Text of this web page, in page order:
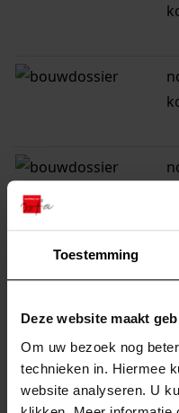
Toestemming
Deze website maakt
Om uw bezoek nog
technieken in. Hiermee
website analyseren. U